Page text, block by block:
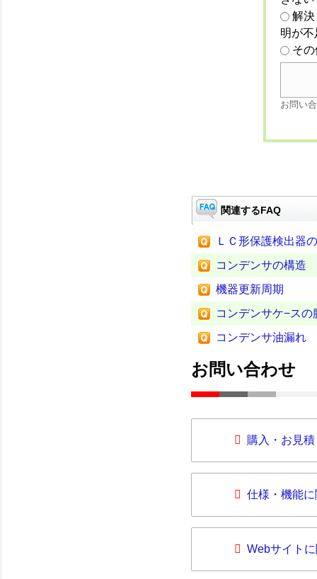
解
明が
そ
お問い
関連するFAQ
ＬＣ形保護検出器
コンデンサの構造
機器更新周期
コンデンサケ−スの
コンデンサ油漏れ
お問い合わせ
購入・お見
仕様・機能
Webサイト